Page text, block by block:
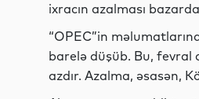
ixracın azalması
“OPEC”in
barelə düşüb. Bu, fevral
azdır. Azalma, əsasən,